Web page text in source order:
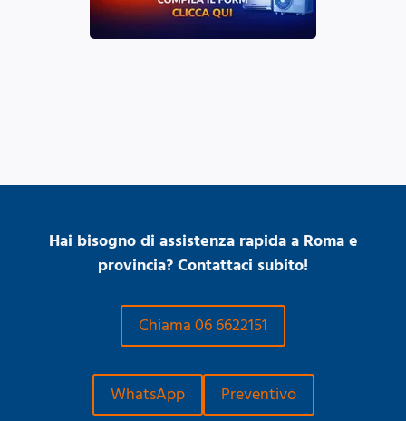
Hai bisogno di assistenza rapida a Roma e
provincia? Contattaci subito!
Chiama 06 6622151
WhatsApp Preventivo